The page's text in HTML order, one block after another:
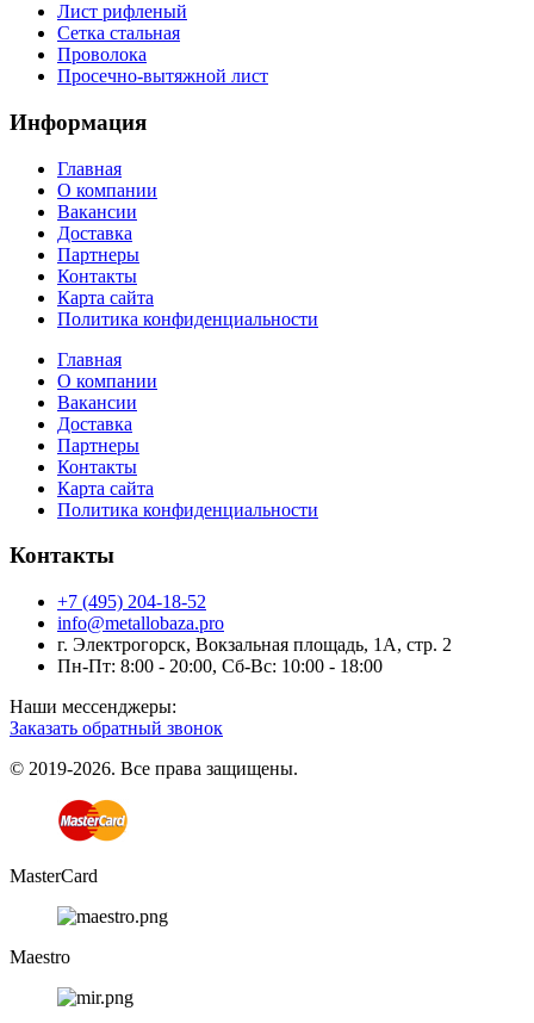
Лист рифленый
Сетка стальная
Проволока
Просечно-вытяжной лист
Информация
Главная
О компании
Вакансии
Доставка
Партнеры
Контакты
Карта сайта
Политика конфиденциальности
Главная
О компании
Вакансии
Доставка
Партнеры
Контакты
Карта сайта
Политика конфиденциальности
Контакты
+7 (495) 204-18-52
info@metallobaza.pro
г. Электрогорск, Вокзальная площадь, 1А, стр. 2
Пн-Пт: 8:00 - 20:00, Сб-Вс: 10:00 - 18:00
Наши мессенджеры:
Заказать обратный звонок
© 2019-2026. Все права защищены.
MasterCard
Maestro